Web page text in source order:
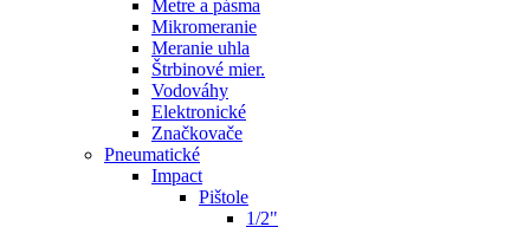
Metre a pásma
Mikromeranie
Meranie uhla
Štrbinové mier.
Vodováhy
Elektronické
Značkovače
Pneumatické
Impact
Pištole
1/2"